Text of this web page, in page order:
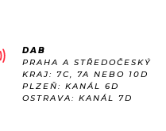
DAB
PRAHA A STŘEDOČESKÝ
KRAJ: 7C, 7A NEBO 10D
PLZEŇ: KANÁL 6D
OSTRAVA: KANÁL 7D